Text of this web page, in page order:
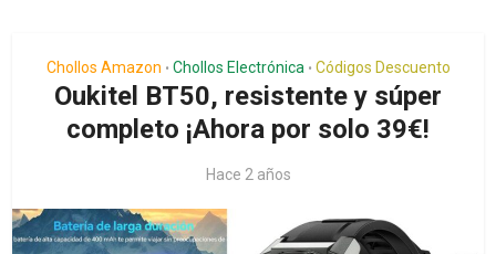
Chollos Amazon • Chollos Electrónica • Códigos Descuento
Oukitel BT50, resistente y súper
completo ¡Ahora por solo 39€!
Hace 2 años